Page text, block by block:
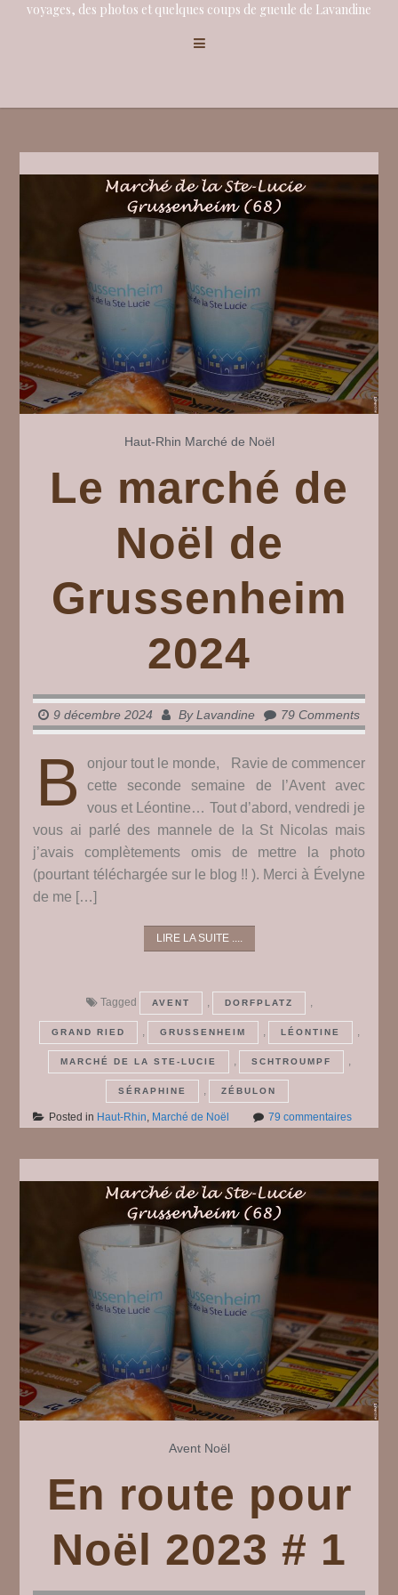
voyages, des photos et quelques coups de gueule de Lavandine
Haut-Rhin Marché de Noël
Le marché de
Noël de
Grussenheim
2024
9 décembre 2024 ByLavandine 79 Comments
B
onjour tout le monde, Ravie de commencer
cette seconde semaine de l’Avent avec
vous et Léontine… Tout d’abord, vendredi je
vous ai parlé des mannele de la St Nicolas mais
j’avais complètements omis de mettre la photo
(pourtant téléchargée sur le blog !! ). Merci à Évelyne
de me […]
LIRE LA SUITE ....
Tagged AVENT , DORFPLATZ ,
GRAND RIED , GRUSSENHEIM , LÉONTINE ,
MARCHÉ DE LA STE-LUCIE , SCHTROUMPF ,
SÉRAPHINE , ZÉBULON
Posted in Haut-Rhin, Marché de Noël 79 commentairessur
Noël
Avent Noël
En route pour
Noël 2023 # 1